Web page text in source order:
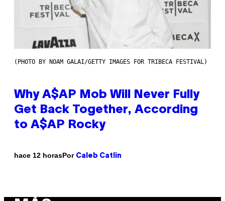
(PHOTO BY NOAM GALAI/GETTY IMAGES FOR TRIBECA FESTIVAL)
Why A$AP Mob Will Never Fully
Get Back Together, According
to A$AP Rocky
hace 12 horasPor Caleb Catlin